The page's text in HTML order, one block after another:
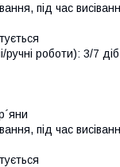
під час
ручні роботи): 3/7 діб
під час